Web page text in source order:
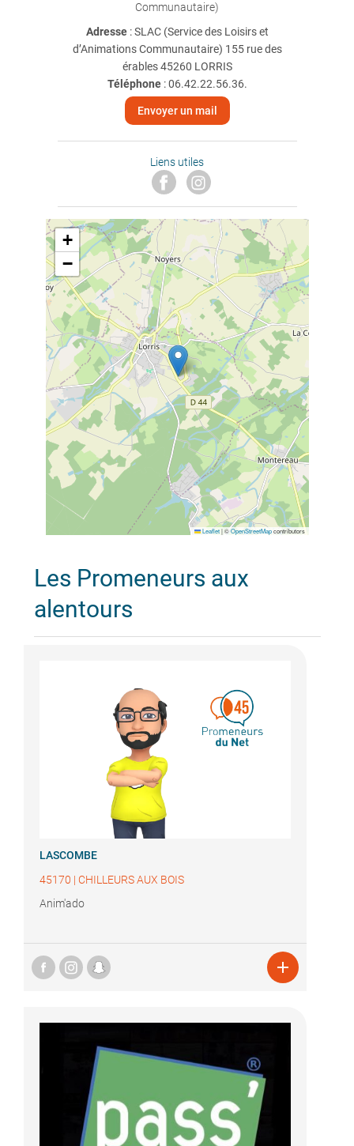
Communautaire)
Adresse : SLAC (Service des Loisirs et
d’Animations Communautaire) 155 rue des
érables 45260 LORRIS
Téléphone:06.42.22.56.36.
Envoyer un mail
Liens utiles
+
−
Leaflet |©OpenStreetMapcontributors
Les Promeneurs aux
alentours
LASCOMBE
45170 | CHILLEURS AUX BOIS
Anim'ado
